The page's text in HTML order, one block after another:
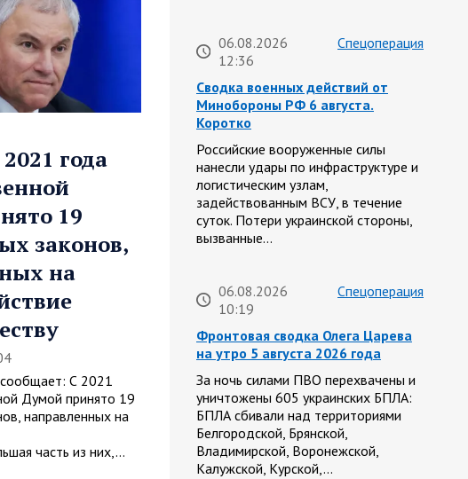
года
19
законов,
на
С 2021
Думой принято 19
направленных на
часть из них,…
06.08.2026
12:36
Спецоперация
Сводка военных действий от
Минобороны РФ 6 августа.
Коротко
Российские вооруженные силы
нанесли удары по инфраструктуре и
логистическим узлам,
задействованным ВСУ, в течение
суток. Потери украинской стороны,
вызванные…
06.08.2026
10:19
Спецоперация
Фронтовая сводка Олега Царева
на утро 5 августа 2026 года
За ночь силами ПВО перехвачены и
уничтожены 605 украинских БПЛА:
БПЛА сбивали над территориями
Белгородской, Брянской,
Владимирской, Воронежской,
Калужской, Курской,…